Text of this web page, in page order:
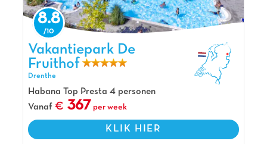
De mening van Jasmijn
Te midden van de Friese Wouden vind je
vakantiepark De Waldsang. Hier kun je met het
hele gezin tot rust komen en superveel plezier
beleven. Huur een kano of een sup en ga varen
door de prachtige natuur. En regent het? Dan is
er ook nog eens een binnenspeeltuin op het
park! Extra aandacht voor je trouwe viervoeter
Vakantiepark De Fruithof, Vakantiepark Drenthe
8.8
Vakantiepark De
Fruithof
Drenthe
Habana Top Presta 4 personen
Vanaf
367 per week
KLIK HIER